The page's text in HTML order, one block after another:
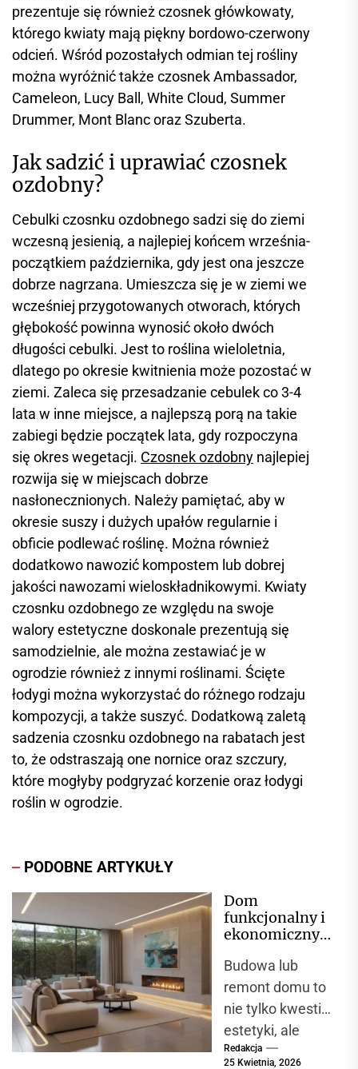
prezentuje się również czosnek główkowaty,
którego kwiaty mają piękny bordowo-czerwony
odcień. Wśród pozostałych odmian tej rośliny
można wyróżnić także czosnek Ambassador,
Cameleon, Lucy Ball, White Cloud, Summer
Drummer, Mont Blanc oraz Szuberta.
Jak sadzić i uprawiać czosnek
ozdobny?
Cebulki czosnku ozdobnego sadzi się do ziemi
wczesną jesienią, a najlepiej końcem września-
początkiem października, gdy jest ona jeszcze
dobrze nagrzana. Umieszcza się je w ziemi we
wcześniej przygotowanych otworach, których
głębokość powinna wynosić około dwóch
długości cebulki. Jest to roślina wieloletnia,
dlatego po okresie kwitnienia może pozostać w
ziemi. Zaleca się przesadzanie cebulek co 3-4
lata w inne miejsce, a najlepszą porą na takie
zabiegi będzie początek lata, gdy rozpoczyna
się okres wegetacji. Czosnek ozdobny najlepiej
rozwija się w miejscach dobrze
nasłonecznionych. Należy pamiętać, aby w
okresie suszy i dużych upałów regularnie i
obficie podlewać roślinę. Można również
dodatkowo nawozić kompostem lub dobrej
jakości nawozami wieloskładnikowymi. Kwiaty
czosnku ozdobnego ze względu na swoje
walory estetyczne doskonale prezentują się
samodzielnie, ale można zestawiać je w
ogrodzie również z innymi roślinami. Ścięte
łodygi można wykorzystać do różnego rodzaju
kompozycji, a także suszyć. Dodatkową zaletą
sadzenia czosnku ozdobnego na rabatach jest
to, że odstraszają one nornice oraz szczury,
które mogłyby podgryzać korzenie oraz łodygi
roślin w ogrodzie.
PODOBNE ARTYKUŁY
Dom
funkcjonalny i
ekonomiczny
uwagę
Budowa lub
remont domu to
nie tylko kwestia
estetyki, ale
przede
Redakcja
25 Kwietnia, 2026